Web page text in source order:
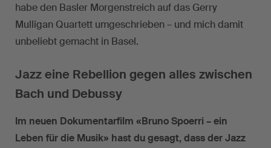
habe den Basler Morgenstreich auf das Gerry
Mulligan Quartett umgeschrieben – und mich damit
unbeliebt gemacht in Basel.
Jazz eine Rebellion gegen alles zwischen
Bach und Debussy
Im neuen Dokumentarfilm «Bruno Spoerri – ein
Leben für die Musik» hast du gesagt, dass der Jazz